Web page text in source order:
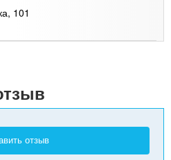
101
отзыв